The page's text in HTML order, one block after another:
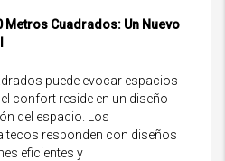
Metros Cuadrados: Un Nuevo
puede evocar espacios
confort reside en un diseño
del espacio. Los
responden con diseños
eficientes y